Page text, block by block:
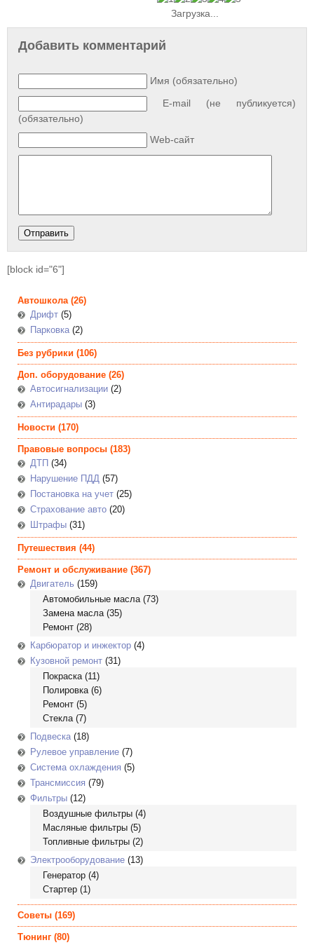
Загрузка...
Добавить комментарий
Имя (обязательно)
E-mail (не публикуется)
(обязательно)
Web-сайт
[block id="6"]
Автошкола(26)
Дрифт (5)
Парковка(2)
Без рубрики (106)
Доп. оборудование (26)
Автосигнализации (2)
Антирадары (3)
Новости (170)
Правовые вопросы (183)
ДТП (34)
Нарушение ПДД (57)
Постановка на учет (25)
Страхование авто (20)
Штрафы (31)
Путешествия (44)
Ремонт и обслуживание (367)
Двигатель (159)
Автомобильные масла(73)
Замена масла(35)
Ремонт (28)
Карбюратор и инжектор (4)
Кузовной ремонт (31)
Покраска(11)
Полировка(6)
Ремонт (5)
Стекла(7)
Подвеска(18)
Рулевое управление (7)
Система охлаждения (5)
Трансмиссия (79)
Фильтры (12)
Воздушные фильтры (4)
Масляные фильтры (5)
Топливные фильтры (2)
Электрооборудование (13)
Генератор (4)
Стартер (1)
Советы (169)
Тюнинг (80)